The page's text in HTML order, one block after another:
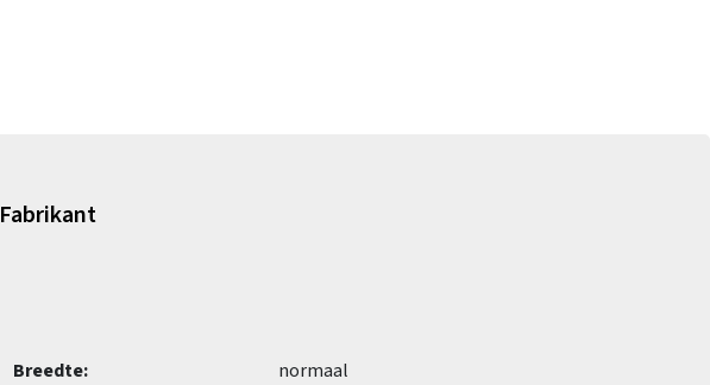
Fabrikant
Breedte:
normaal